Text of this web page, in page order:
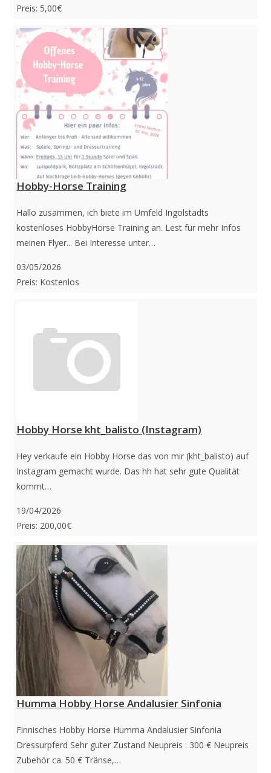
Preis: 5,00€
Hobby-Horse Training
Hallo zusammen, ich biete im Umfeld Ingolstadts
kostenloses HobbyHorse Training an. Lest für mehr Infos
meinen Flyer... Bei Interesse unter…
03/05/2026
Preis: Kostenlos
Hobby Horse kht_balisto (Instagram)
Hey verkaufe ein Hobby Horse das von mir (kht_balisto) auf
Instagram gemacht wurde. Das hh hat sehr gute Qualität
kommt…
19/04/2026
Preis: 200,00€
Humma Hobby Horse Andalusier Sinfonia
Finnisches Hobby Horse Humma Andalusier Sinfonia
Dressurpferd Sehr guter Zustand Neupreis : 300 € Neupreis
Zubehör ca. 50 € Tränse,…